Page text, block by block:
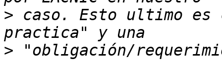
> caso. Esto ultimo es
> "obligación/